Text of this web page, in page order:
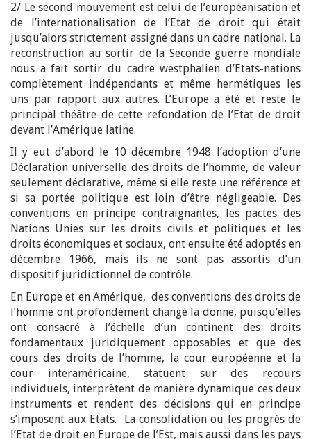
2/ Le second mouvement est celui de l’européanisation et
de l’internationalisation de l’Etat de droit qui était
jusqu’alors strictement assigné dans un cadre national. La
reconstruction au sortir de la Seconde guerre mondiale
nous a fait sortir du cadre westphalien d’Etats-nations
complètement indépendants et même hermétiques les
uns par rapport aux autres. L’Europe a été et reste le
principal théâtre de cette refondation de l’Etat de droit
devant l’Amérique latine.
Il y eut d’abord le 10 décembre 1948 l’adoption d’une
Déclaration universelle des droits de l’homme, de valeur
seulement déclarative, même si elle reste une référence et
si sa portée politique est loin d’être négligeable. Des
conventions en principe contraignantes, les pactes des
Nations Unies sur les droits civils et politiques et les
droits économiques et sociaux, ont ensuite été adoptés en
décembre 1966, mais ils ne sont pas assortis d’un
dispositif juridictionnel de contrôle.
En Europe et en Amérique, des conventions des droits de
l’homme ont profondément changé la donne, puisqu’elles
ont consacré à l’échelle d’un continent des droits
fondamentaux juridiquement opposables et que des
cours des droits de l’homme, la cour européenne et la
cour interaméricaine, statuent sur des recours
individuels, interprètent de manière dynamique ces deux
instruments et rendent des décisions qui en principe
s’imposent aux Etats. La consolidation ou les progrès de
l’Etat de droit en Europe de l’Est, mais aussi dans les pays